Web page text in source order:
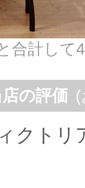
合計して
の評価
クトリ